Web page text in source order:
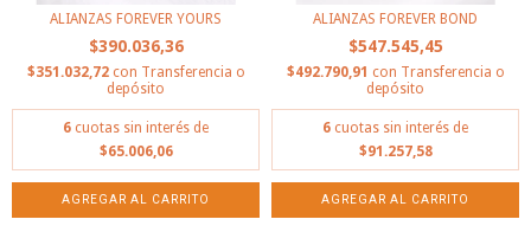
ALIANZAS FOREVER YOURS
$390.036,36
$351.032,72 con Transferencia o
depósito
6 cuotas sin interés de
$65.006,06
ALIANZAS FOREVER BOND
$547.545,45
$492.790,91 con Transferencia o
depósito
6 cuotas sin interés de
$91.257,58